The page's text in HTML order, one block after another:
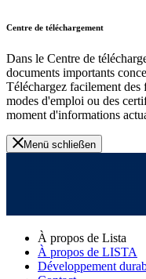
Centre de téléchargement
Dans le Centre de
documents importants
Téléchargez facilement des
modes d'emploi ou des
moment d'informations
Menü schließen
À propos de Lista
À propos de LISTA
Développement